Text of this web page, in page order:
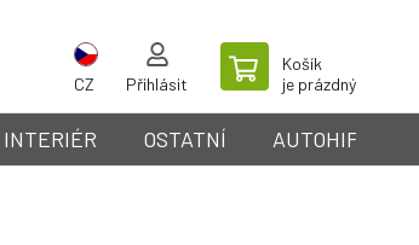
CZ Přihlásit
Košík
je prázdný
INTERIÉR OSTATNÍ AUTOHIFI